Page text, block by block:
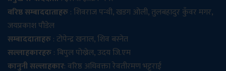
वरिष्ठ सम्बाददाताहरु: शिवराज पन्थी, खडग ओली, तुलबहादुर कुँवर मगर,
जयप्रकाश पौडेल
सम्बाददाताहरु: टोपेन्द्र खनाल, शिव बस्नेत
सल्लाहकारहरु: बिपुल पोख्रेल, उदय जि.एम
कानुनी सल्लाहकार: वरिष्ठ अधिवक्ता रेवतीरमण भट्टराई